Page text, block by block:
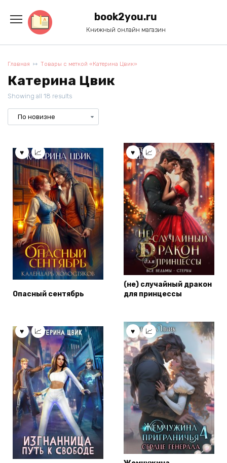
содержанию
book2you.ru
Книжный онлайн магазин
Главная Товары с меткой «Катерина Цвик»
Катерина Цвик
Showing all 18 results
Опасный сентябрь
(не) случайный дракон
для принцессы